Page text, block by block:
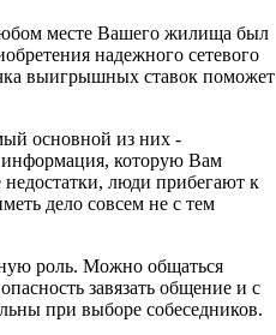
месте Вашего жилища был
надежного сетевого
выигрышных ставок поможет
основной из них -
информация, которую Вам
люди прибегают к
дело совсем не с тем
роль. Можно общаться
завязать общение и с
при выборе собеседников.